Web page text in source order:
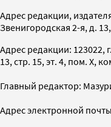
Адрес редакции,
Звенигородская 2-я, д.
Адрес редакции: 123022,
13, стр. 15, эт. 4, пом. X,
Главный редактор:
Адрес электронной